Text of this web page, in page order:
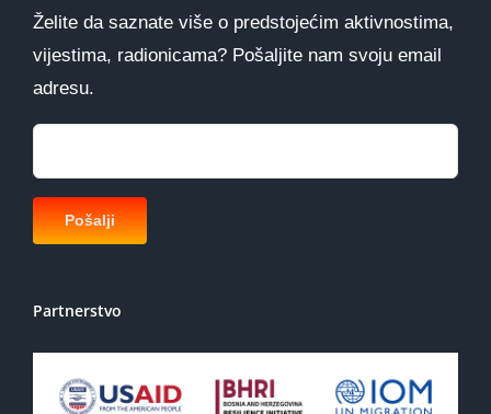
Želite da saznate više o predstojećim aktivnostima,
vijestima, radionicama? Pošaljite nam svoju email
adresu.
Partnerstvo